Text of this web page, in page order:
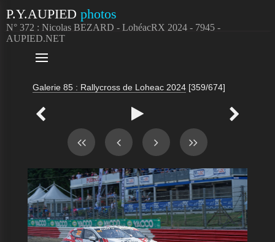
P.Y.AUPIED photos
N° 372 : Nicolas BEZARD - LohéacRX 2024 - 7945 -
AUPIED.NET

Galerie 85 : Rallycross de Loheac 2024 [359/674]
  